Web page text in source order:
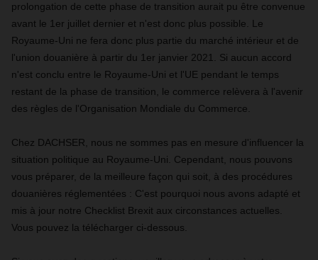
prolongation de cette phase de transition aurait pu être convenue
avant le 1er juillet dernier et n'est donc plus possible. Le
Royaume-Uni ne fera donc plus partie du marché intérieur et de
l'union douanière à partir du 1er janvier 2021. Si aucun accord
n'est conclu entre le Royaume-Uni et l'UE pendant le temps
restant de la phase de transition, le commerce relèvera à l'avenir
des règles de l'Organisation Mondiale du Commerce.
Chez DACHSER, nous ne sommes pas en mesure d'influencer la
situation politique au Royaume-Uni. Cependant, nous pouvons
vous préparer, de la meilleure façon qui soit, à des procédures
douanières réglementées : C'est pourquoi nous avons adapté et
mis à jour notre Checklist Brexit aux circonstances actuelles.
Vous pouvez la télécharger ci-dessous.